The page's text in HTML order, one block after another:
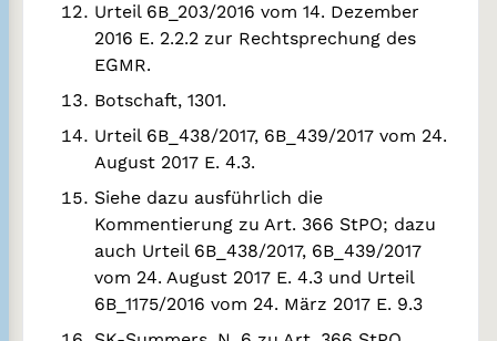
Urteil 6B_203/2016 vom 14. Dezember
2016 E. 2.2.2 zur Rechtsprechung des
EGMR.
Botschaft, 1301.
Urteil 6B_438/2017, 6B_439/2017 vom 24.
August 2017 E. 4.3.
Siehe dazu ausführlich die
Kommentierung zu Art. 366 StPO; dazu
auch Urteil 6B_438/2017, 6B_439/2017
vom 24. August 2017 E. 4.3 und Urteil
6B_1175/2016 vom 24. März 2017 E. 9.3